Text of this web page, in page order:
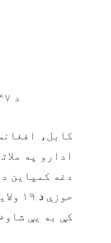
د ۱۴۴۷
کابل،
دغه کمپاین
حوزېد
کې به یې شاوخوا شپږ (۷.۳) میلیونه له پنځو